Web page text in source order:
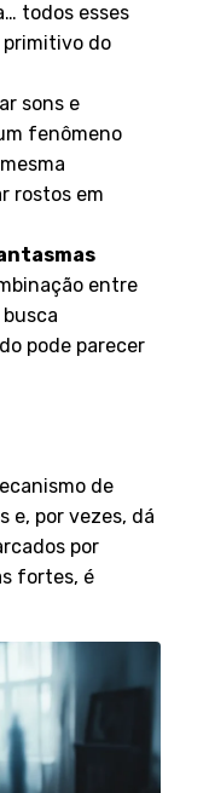
todos esses
do
sons e
fenômeno
rostos em
entre
pode parecer
de
e, por vezes, dá
por
fortes, é